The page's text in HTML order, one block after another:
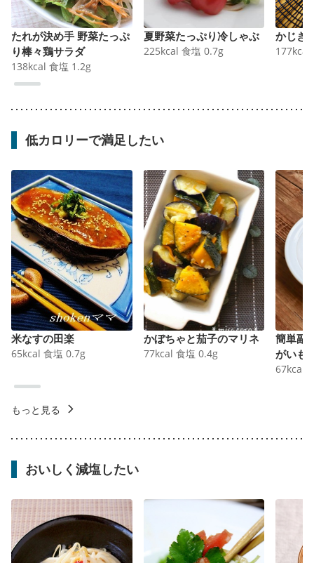
たれが決め手 野菜たっぷ
り棒々鶏サラダ
138kcal 食塩 1.2g
夏野菜たっぷり冷しゃぶ
225kcal 食塩 0.7g
かじき
177kcal
低カロリーで満足したい
米なすの田楽
65kcal 食塩 0.7g
かぼちゃと茄子のマリネ
77kcal 食塩 0.4g
簡単副
がいも
67kcal
もっと見る
おいしく減塩したい